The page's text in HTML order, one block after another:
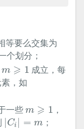
等要么交集为
个划分；
m ⩾ 1
m ⩾1
成立，每
，如
一些 m ⩾ 1
m ⩾1
，
|Ci | = m
|Ci|=m ；